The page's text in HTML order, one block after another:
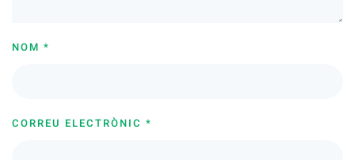
NOM *
CORREU ELECTRÒNIC *